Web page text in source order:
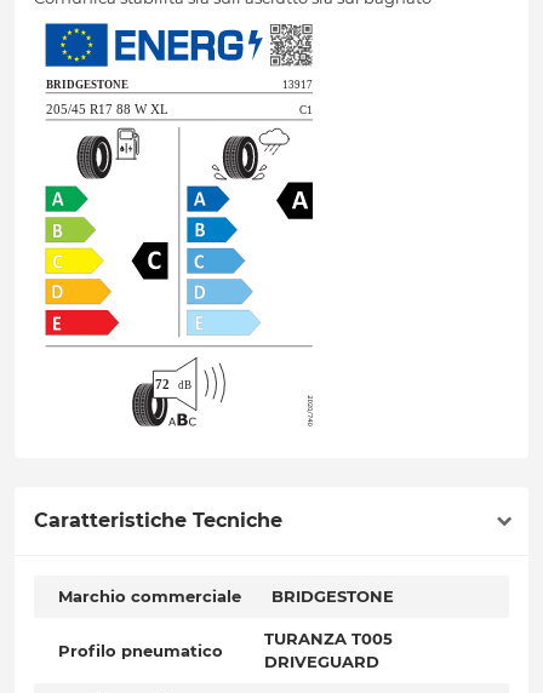
Caratteristiche Tecniche
Marchio commerciale BRIDGESTONE
Profilo pneumatico
TURANZA T005
DRIVEGUARD